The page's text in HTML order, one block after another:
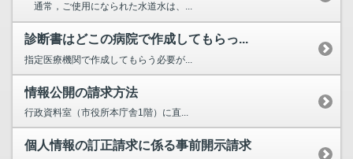
通常，ご使用になられた水道水は、...
診断書はどこの病院で作成してもらっ...
指定医療機関で作成してもらう必要が...
情報公開の請求方法
行政資料室（市役所本庁舎1階）に直...
個人情報の訂正請求に係る事前開示請求